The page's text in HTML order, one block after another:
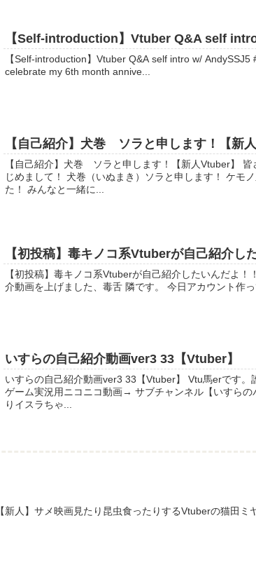
【Self-introduction】Vtuber Q&A self
【Self-introduction】Vtuber Q&A self intro w/ AndySSJ5 #vtuber一問一答自己紹介 To
celebrate my 6th month annive...
【自己紹介】犬巻 ソラと申します！【新
【自己紹介】犬巻 ソラと申します！【新人Vtuber】 皆さん！こんにちは！こんばんは！は
じめまして！ 犬巻（いぬまき）ソラと申します！ ケモ
た！ みんなと一緒に...
【初投稿】毒キノコ系Vtuberが自己紹介し
【初投稿】毒キノコ系Vtuberが自己紹介したいんだよ！！！🕺🕺🕺 初投稿で
介動画を上げました、毒舌 隣です。 今日アカウント作っ
いすらの自己紹介動画ver3 33【Vtuber】
いすらの自己紹介動画ver3 33【Vtuber】 Vtu馬erです。誰がうまいこと言えと。馬だけに。
ゲーム実況用ニコニコ動画→ サブチャンネル【いすら
りイスラちゃ...
【新人】サメ映画見たり昆虫食ったりするVtuberの猫田ミ